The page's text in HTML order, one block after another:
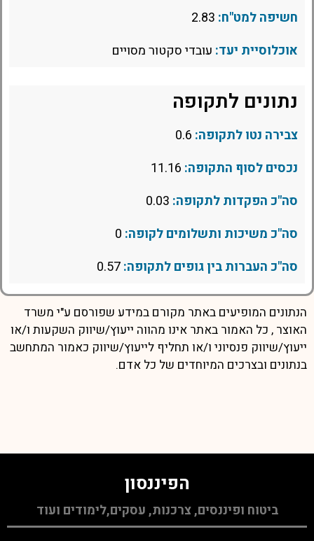
חשיפה למט"ח:
אוכלוסיית יעד: עובדי סקטור מסויים
נתונים לתקופה
צבירה נטו לתקופה:
נכסים לסוף התקופה:
סה"כ הפקדות לתקופה:
סה"כ משיכות ותשלומים לקופה:
סה"כ העברות בין גופים לתקופה:
הנתונים המופיעים באתר מקורם במידע שפורסם ע"י משרד
האוצר , כל האמור באתר אינו מהווה ייעוץ/שיווק השקעות ו/או
ייעוץ/שיווק פנסיוני ו/או תחליף לייעוץ/שיווק כאמור המתחשב
בנתונים ובצרכים המיוחדים של כל אדם.
הפיננסון
ביטוח ופיננסים, צרכנות, עסקים,לימודים ועוד